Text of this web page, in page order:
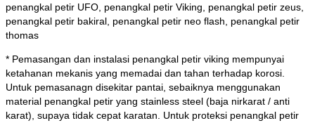
penangkal petir UFO, penangkal petir Viking, penangkal petir zeus,
penangkal petir bakiral, penangkal petir neo flash, penangkal petir
thomas
* Pemasangan dan instalasi penangkal petir viking mempunyai
ketahanan mekanis yang memadai dan tahan terhadap korosi.
Untuk pemasanagn disekitar pantai, sebaiknya menggunakan
material penangkal petir yang stainless steel (baja nirkarat / anti
karat), supaya tidak cepat karatan. Untuk proteksi penangkal petir